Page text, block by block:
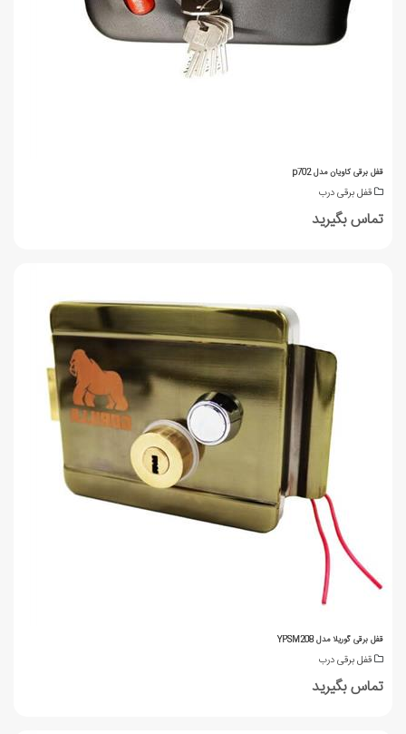
قفل برقی کاویان مدل p702
قفل برقی درب
تماس بگیرید
قفل برقی گوریلا مدل YPSM208
قفل برقی درب
تماس بگیرید